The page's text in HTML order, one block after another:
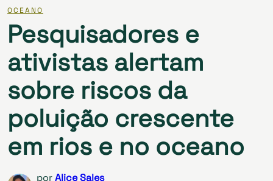
OCEANO
Pesquisadores e
ativistas alertam
sobre riscos da
poluição crescente
em rios e no oceano
porAlice Sales